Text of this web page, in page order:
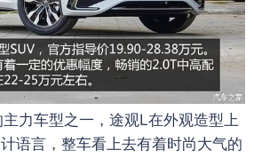
力车型之一，途观L在外观造型上
语言，整车看上去有着时尚大气的